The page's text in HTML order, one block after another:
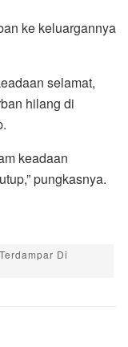
ke keluargannya
selamat,
hilang di
keadaan
pungkasnya.
Di